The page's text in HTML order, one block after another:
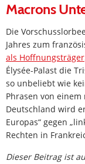
Macrons
Die
Jahres zum
als Hoffnungsträger
Élysée-Palast die
so unbeliebt wie
Phrasen von
Deutschland wird
Europas“ gegen
Rechten in
Dieser Beitrag ist